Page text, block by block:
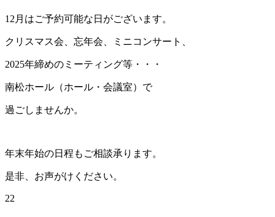
12月はご予約可能な日がございます。
クリスマス会、忘年会、ミニコンサート、
2025年締めのミーティング等・・・
南松ホール（ホール・会議室）で
過ごしませんか。
年末年始の日程もご相談承ります。
是非、お声がけください。
22